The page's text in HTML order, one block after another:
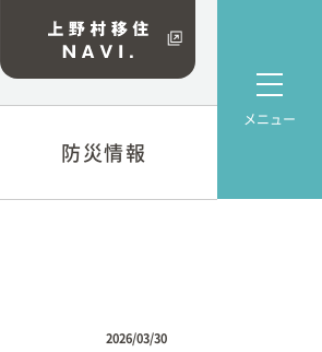
防災情報
メニュー
防災情報
2026/03/30